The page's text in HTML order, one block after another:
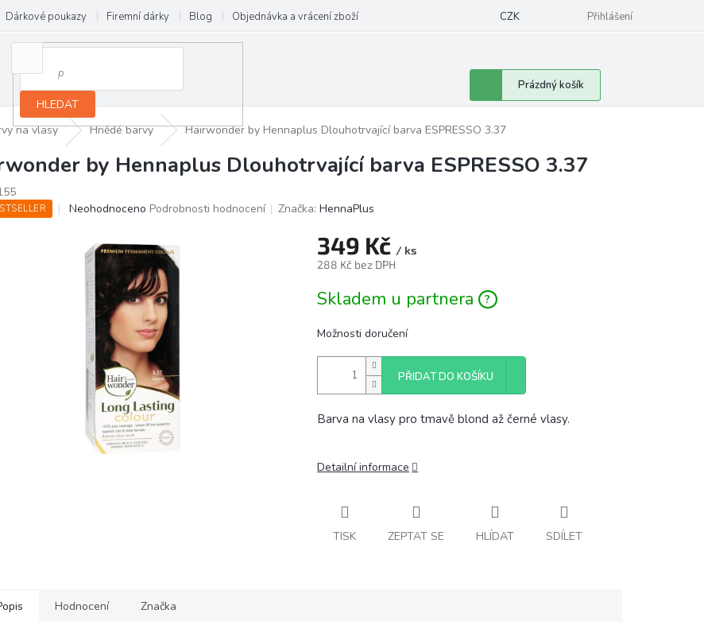
Dárkové poukazy Firemní dárky Blog Objednávka a vrácení zboží CZK Přihlášení
HLEDAT
Nákupní
košík
Prázdný košík
na vlasy Hnědé barvy Hairwonder by Hennaplus Dlouhotrvající barva ESPRESSO 3.37
by Hennaplus Dlouhotrvající barva ESPRESSO 3.37
Průměrné
hvězdiček.
Neohodnoceno Podrobnosti hodnocení Značka:HennaPlus
349 Kč / ks
288 Kč bez DPH
cena:
Skladem u partnera
Možnosti doručení
PŘIDAT DO KOŠÍKU
Barva na vlasy pro tmavě blond až černé vlasy.
Detailní informace
TISK ZEPTAT SE HLÍDAT SDÍLET
Hodnocení Značka